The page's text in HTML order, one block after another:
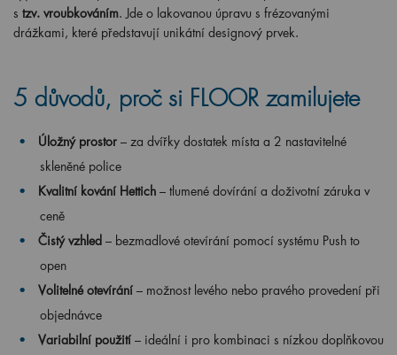
s tzv. vroubkováním. Jde o lakovanou úpravu s frézovanými
drážkami, které představují unikátní designový prvek.
5 důvodů, proč si FLOOR zamilujete
Úložný prostor – za dvířky dostatek místa a 2 nastavitelné
skleněné police
Kvalitní kování Hettich – tlumené dovírání a doživotní záruka v
ceně
Čistý vzhled – bezmadlové otevírání pomocí systému Push to
open
Volitelné otevírání – možnost levého nebo pravého provedení při
objednávce
Variabilní použití – ideální i pro kombinaci s nízkou doplňkovou